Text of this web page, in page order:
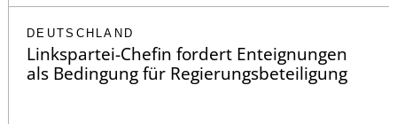
DEUTSCHLAND
Linkspartei-Chefin fordert Enteignungen
als Bedingung für Regierungsbeteiligung